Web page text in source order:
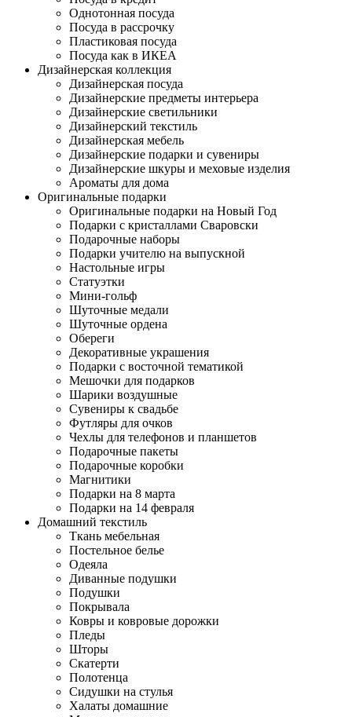
Однотонная посуда
Посуда в рассрочку
Пластиковая посуда
Посуда как в ИКЕА
Дизайнерская коллекция
Дизайнерская посуда
Дизайнерские предметы интерьера
Дизайнерские светильники
Дизайнерский текстиль
Дизайнерская мебель
Дизайнерские подарки и сувениры
Дизайнерские шкуры и меховые изделия
Ароматы для дома
Оригинальные подарки
Оригинальные подарки на Новый Год
Подарки с кристаллами Сваровски
Подарочные наборы
Подарки учителю на выпускной
Настольные игры
Статуэтки
Мини-гольф
Шуточные медали
Шуточные ордена
Обереги
Декоративные украшения
Подарки с восточной тематикой
Мешочки для подарков
Шарики воздушные
Сувениры к свадьбе
Футляры для очков
Чехлы для телефонов и планшетов
Подарочные пакеты
Подарочные коробки
Магнитики
Подарки на 8 марта
Подарки на 14 февраля
Домашний текстиль
Ткань мебельная
Постельное белье
Одеяла
Диванные подушки
Подушки
Покрывала
Ковры и ковровые дорожки
Пледы
Шторы
Скатерти
Полотенца
Сидушки на стулья
Халаты домашние